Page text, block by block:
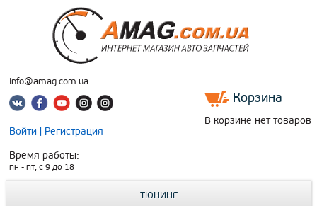
info@amag.com.ua
Войти | Регистрация
Время работы:
пн - пт, c 9 до 18
Корзина
В корзине нет товаров
ТЮНИНГ